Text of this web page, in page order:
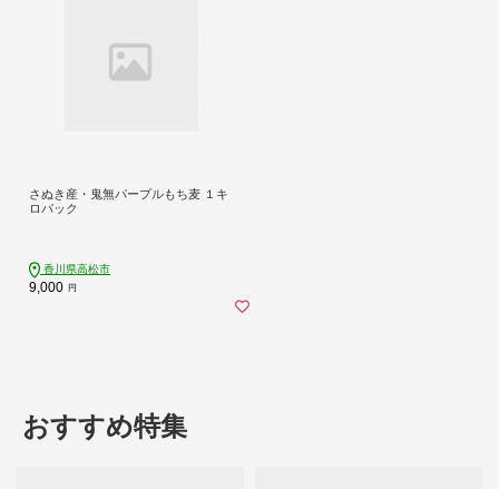
さぬき産・鬼無パープルもち麦 １キ
ロパック
香川県高松市
9,000 円
おすすめ特集